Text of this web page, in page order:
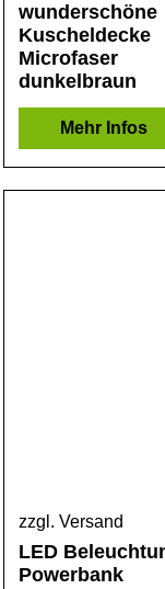
wunderschöne
Kuscheldecke
Microfaser
dunkelbraun
Mehr Infos
zzgl. Versand
LED
Powerbank